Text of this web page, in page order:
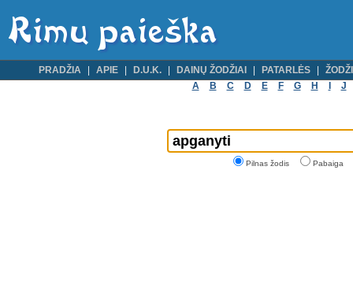
PRADŽIA APIE D.U.K. DAINŲ ŽODŽIAI PATARLĖS
A
B C D E F G H J
Pilnas žodis Pabaiga